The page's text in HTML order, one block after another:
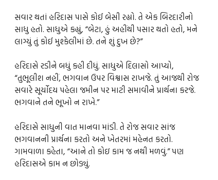
સવાર થતાં હરિદાસ પાસે કોઈ બેસી રહ્યો. તે એક બિરદારીનો
સાધુ હતો. સાધુએ કહ્યું, “બેટા, હું અહીંથી પસાર થતો હતો, મને
લાગ્યું તું કોઈ મુશ્કેલીમાં છે. તને શું દુખ છે?”
હરિદાસે રડીને બધું કહી દીધું. સાધુએ દિલાસો આપ્યો,
“તુભૂલીશ નહીં, ભગવાન ઉપર વિશ્વાસ રાખજે. તું આજથી રોજ
સવારે સૂર્યોદય પહેલા જમીન પર માટી સમાવીને પ્રાર્થના કરજે.
ભગવાને તને ભૂખો ન રાખે.”
હરિદાસે સાધુની વાત માનવા માંડી. તે રોજ સવાર સાંજ
ભગવાનની પ્રાર્થના કરતો અને ખેતરમાં મહેનત કરતો.
ગામવાળા કહેતા, “આને તો કોઇ કામ જ નથી મળવું.” પણ
હરિદાસએ કામ ન છોડ્યું.